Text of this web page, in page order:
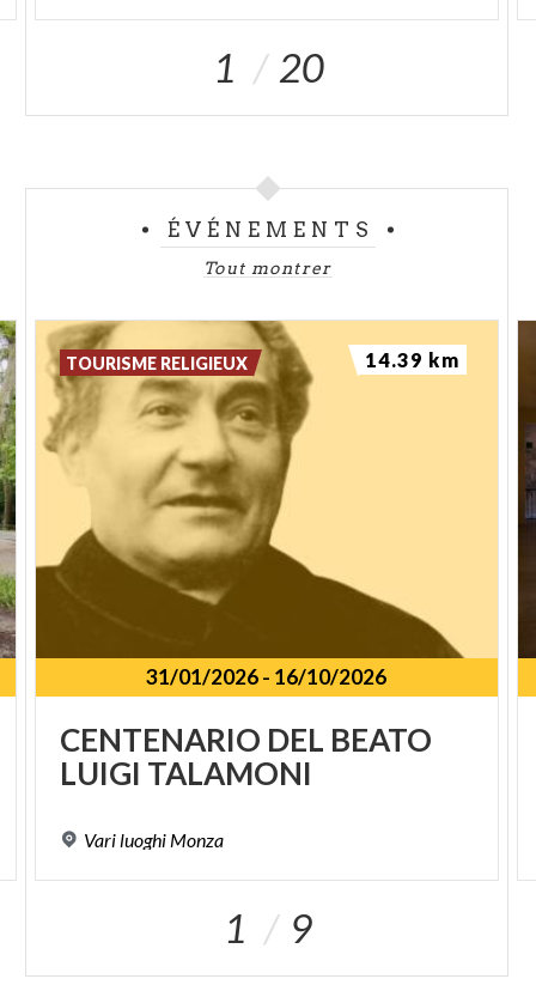
1 20
ÉVÉNEMENTS
Tout montrer
31/01/2026- 16/10/2026
CENTENARIO DEL BEATO
LUIGI TALAMONI
Variluoghi Monza
TOURISME RELIGIEUX 14.39 km
1 9